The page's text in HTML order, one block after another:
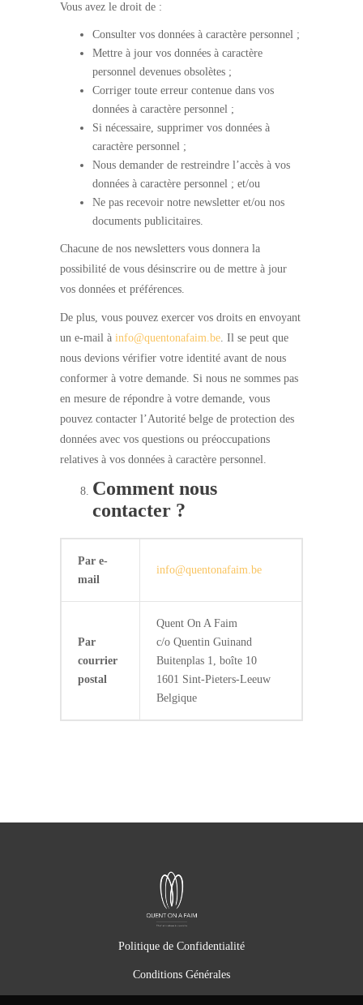
Vous avez le droit de :
Consulter vos données à caractère personnel ;
Mettre à jour vos données à caractère
personnel devenues obsolètes ;
Corriger toute erreur contenue dans vos
données à caractère personnel ;
Si nécessaire, supprimer vos données à
caractère personnel ;
Nous demander de restreindre l’accès à vos
données à caractère personnel ; et/ou
Ne pas recevoir notre newsletter et/ou nos
documents publicitaires.
Chacune de nos newsletters vous donnera la
possibilité de vous désinscrire ou de mettre à jour
vos données et préférences.
De plus, vous pouvez exercer vos droits en envoyant
un e-mail à info@quentonafaim.be. Il se peut que
nous devions vérifier votre identité avant de nous
conformer à votre demande. Si nous ne sommes pas
en mesure de répondre à votre demande, vous
pouvez contacter l’Autorité belge de protection des
données avec vos questions ou préoccupations
relatives à vos données à caractère personnel.
Comment nous
contacter ?
Par e-
mail
info@quentonafaim.be
Par
courrier
postal
Quent On A Faim
c/o Quentin Guinand
Buitenplas 1, boîte 10
1601 Sint-Pieters-Leeuw
Belgique
Politique de Confidentialité
Conditions Générales